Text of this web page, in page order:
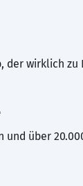
der wirklich zu
über